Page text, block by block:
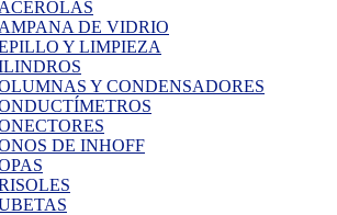
DE VIDRIO
Y LIMPIEZA
Y CONDENSADORES
DE INHOFF